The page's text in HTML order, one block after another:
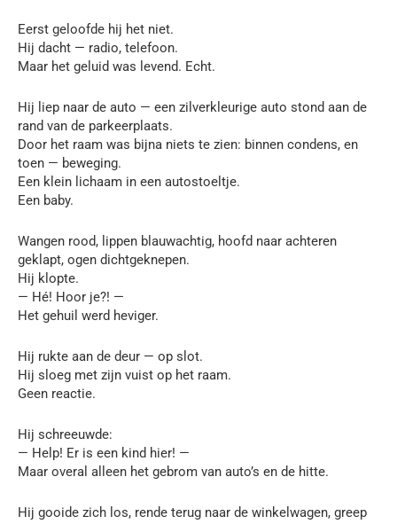
Eerst geloofde hij het niet.
Hij dacht — radio, telefoon.
Maar het geluid was levend. Echt.
Hij liep naar de auto — een zilverkleurige auto stond aan de
rand van de parkeerplaats.
Door het raam was bijna niets te zien: binnen condens, en
toen — beweging.
Een klein lichaam in een autostoeltje.
Een baby.
Wangen rood, lippen blauwachtig, hoofd naar achteren
geklapt, ogen dichtgeknepen.
Hij klopte.
— Hé! Hoor je?! —
Het gehuil werd heviger.
Hij rukte aan de deur — op slot.
Hij sloeg met zijn vuist op het raam.
Geen reactie.
Hij schreeuwde:
— Help! Er is een kind hier! —
Maar overal alleen het gebrom van auto’s en de hitte.
Hij gooide zich los, rende terug naar de winkelwagen, greep